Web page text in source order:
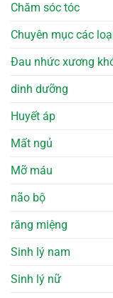
Chăm sóc tóc
Chuyên mục các
Đau nhức xương
dinh dưỡng
Huyết áp
Mất ngủ
Mỡ máu
não bộ
răng miệng
Sinh lý nam
Sinh lý nữ